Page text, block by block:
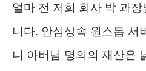
얼마 전 저희 회사 박 과
니다. 안심상속 원스톱 서
니 아버님 명의의 재산은